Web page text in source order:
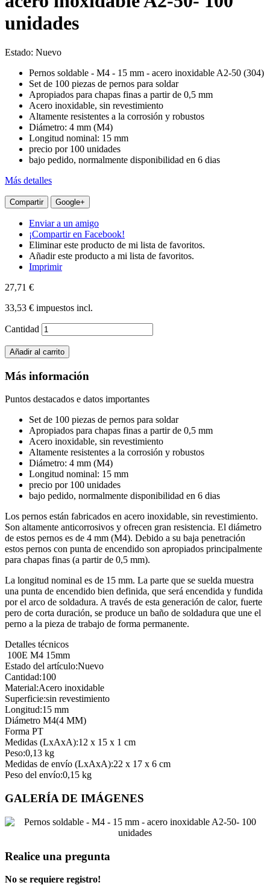
unidades
Estado: Nuevo
Pernos soldable - M4 - 15 mm - acero inoxidable A2-50 (304)
Set de 100 piezas de pernos para soldar
Apropiados para chapas finas a partir de 0,5 mm
Acero inoxidable, sin revestimiento
Altamente resistentes a la corrosión y robustos
Diámetro: 4 mm (M4)
Longitud nominal: 15 mm
precio por 100 unidades
bajo pedido, normalmente disponibilidad en 6 dias
Más detalles
Compartir Google+
Enviar a un amigo
¡Compartir en Facebook!
Eliminar este producto de mi lista de favoritos.
Añadir este producto a mi lista de favoritos.
Imprimir
27,71 €
33,53 € impuestos incl.
Cantidad
Añadir al carrito
Más información
Puntos destacados e datos importantes
Set de 100 piezas de pernos para soldar
Apropiados para chapas finas a partir de 0,5 mm
Acero inoxidable, sin revestimiento
Altamente resistentes a la corrosión y robustos
Diámetro: 4 mm (M4)
Longitud nominal: 15 mm
precio por 100 unidades
bajo pedido, normalmente disponibilidad en 6 dias
Los pernos están fabricados en acero inoxidable, sin revestimiento.
Son altamente anticorrosivos y ofrecen gran resistencia. El diámetro
de estos pernos es de 4 mm (M4). Debido a su baja penetración
estos pernos con punta de encendido son apropiados principalmente
para chapas finas (a partir de 0,5 mm).
La longitud nominal es de 15 mm. La parte que se suelda muestra
una punta de encendido bien definida, que será encendida y fundida
por el arco de soldadura. A través de esta generación de calor, fuerte
pero de corta duración, se produce un baño de soldadura que une el
perno a la pieza de trabajo de forma permanente.
Detalles técnicos
100E M4 15mm
Estado del artículo:Nuevo
Cantidad:100
Material:Acero inoxidable
Superficie:sin revestimiento
Longitud:15 mm
Diámetro M4(4 MM)
Forma PT
Medidas (LxAxA):12 x 15 x 1 cm
Peso:0,13 kg
Medidas de envío (LxAxA):22 x 17 x 6 cm
Peso del envío:0,15 kg
GALERÍA DE IMÁGENES
Realice una pregunta
No se requiere registro!